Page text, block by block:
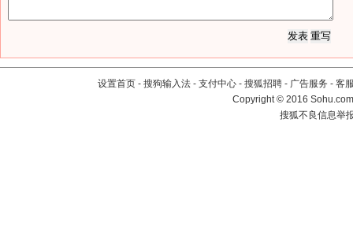
设置首页 - 搜狗输入法 - 支付中心 - 搜狐招聘 - 广告服务 - 客
Copyright©2016
搜狐不良信息举